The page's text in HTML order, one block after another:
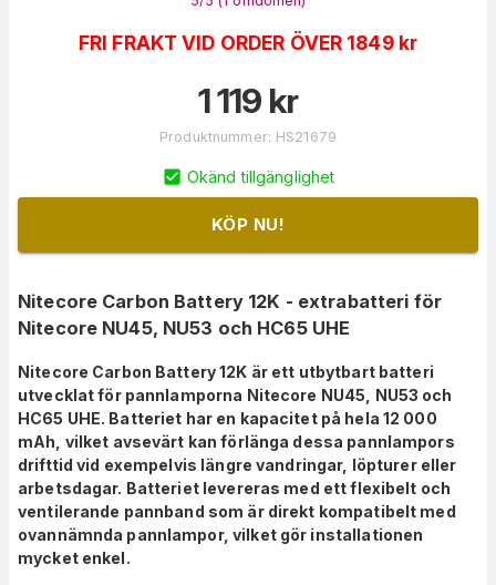
FRI FRAKT VID ORDER ÖVER 1849 kr
1 119 kr
Produktnummer: HS21679
Okänd tillgänglighet
KÖP NU!
Nitecore Carbon Battery 12K - extrabatteri för
Nitecore NU45, NU53 och HC65 UHE
Nitecore Carbon Battery 12K är ett utbytbart batteri
utvecklat för pannlamporna Nitecore NU45, NU53 och
HC65 UHE. Batteriet har en kapacitet på hela 12 000
mAh, vilket avsevärt kan förlänga dessa pannlampors
drifttid vid exempelvis längre vandringar, löpturer eller
arbetsdagar. Batteriet levereras med ett flexibelt och
ventilerande pannband som är direkt kompatibelt med
ovannämnda pannlampor, vilket gör installationen
mycket enkel.